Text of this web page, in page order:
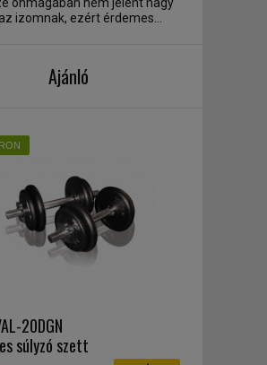
izomnak, ezért érdemes
Ajánló
20DGN
súlyzó szett